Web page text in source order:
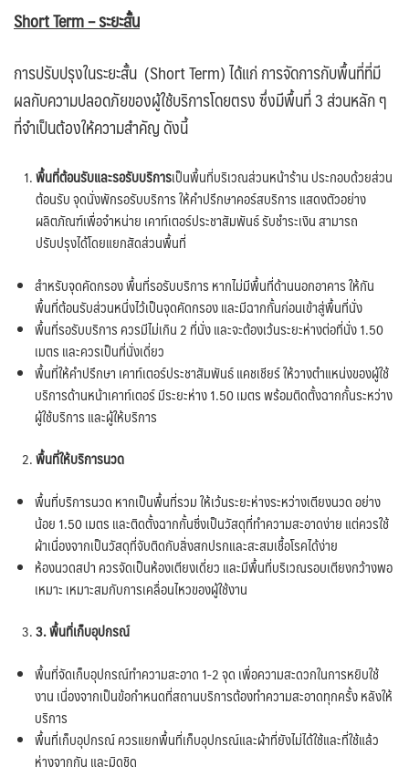
Short Term – ระยะสั้น
การปรับปรุงในระยะสั้น (Short Term) ได้แก่ การจัดการกับพื้นที่ที่มี
ผลกับความปลอดภัยของผู้ใช้บริการโดยตรง ซึ่งมีพื้นที่ 3 ส่วนหลัก ๆ
ที่จำเป็นต้องให้ความสำคัญ ดังนี้
พื้นที่ต้อนรับและรอรับบริการเป็นพื้นที่บริเวณส่วนหน้าร้าน ประกอบด้วยส่วน
ต้อนรับ จุดนั่งพักรอรับบริการ ให้คำปรึกษาคอร์สบริการ แสดงตัวอย่าง
ผลิตภัณฑ์เพื่อจำหน่าย เคาท์เตอร์ประชาสัมพันธ์ รับชำระเงิน สามารถ
ปรับปรุงได้โดยแยกสัดส่วนพื้นที่
สำหรับจุดคัดกรอง พื้นที่รอรับบริการ หากไม่มีพื้นที่ด้านนอกอาคาร ให้กัน
พื้นที่ต้อนรับส่วนหนึ่งไว้เป็นจุดคัดกรอง และมีฉากกั้นก่อนเข้าสู่พื้นที่นั่ง
พื้นที่รอรับบริการ ควรมีไม่เกิน 2 ที่นั่ง และจะต้องเว้นระยะห่างต่อที่นั่ง 1.50
เมตร และควรเป็นที่นั่งเดี่ยว
พื้นที่ให้คำปรึกษา เคาท์เตอร์ประชาสัมพันธ์ แคชเชียร์ ให้วางตำแหน่งของผู้ใช้
บริการด้านหน้าเคาท์เตอร์ มีระยะห่าง 1.50 เมตร พร้อมติดตั้งฉากกั้นระหว่าง
ผู้ใช้บริการ และผู้ให้บริการ
พื้นที่ให้บริการนวด
พื้นที่บริการนวด หากเป็นพื้นที่รวม ให้เว้นระยะห่างระหว่างเตียงนวด อย่าง
น้อย 1.50 เมตร และติดตั้งฉากกั้นซึ่งเป็นวัสดุที่ทำความสะอาดง่าย แต่ควรใช้
ผ้าเนื่องจากเป็นวัสดุที่จับติดกับสิ่งสกปรกและสะสมเชื้อโรคได้ง่าย
ห้องนวดสปา ควรจัดเป็นห้องเตียงเดี่ยว และมีพื้นที่บริเวณรอบเตียงกว้างพอ
เหมาะ เหมาะสมกับการเคลื่อนไหวของผู้ใช้งาน
3. พื้นที่เก็บอุปกรณ์
พื้นที่จัดเก็บอุปกรณ์ทำความสะอาด 1-2 จุด เพื่อความสะดวกในการหยิบใช้
งาน เนื่องจากเป็นข้อกำหนดที่สถานบริการต้องทำความสะอาดทุกครั้ง หลังให้
บริการ
พื้นที่เก็บอุปกรณ์ ควรแยกพื้นที่เก็บอุปกรณ์และผ้าที่ยังไม่ได้ใช้และที่ใช้แล้ว
ห่างจากกัน และมิดชิด